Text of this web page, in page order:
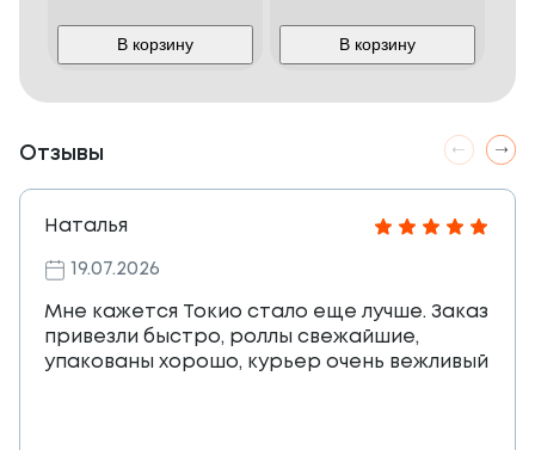
В корзину В корзину
Отзывы
Наталья
19.07.2026
Мне кажется Токио стало еще лучше. Заказ
привезли быстро, роллы свежайшие,
упакованы хорошо, курьер очень вежливый